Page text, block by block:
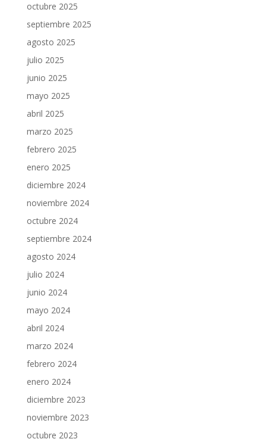
octubre 2025
septiembre 2025
agosto 2025
julio 2025
junio 2025
mayo 2025
abril 2025
marzo 2025
febrero 2025
enero 2025
diciembre 2024
noviembre 2024
octubre 2024
septiembre 2024
agosto 2024
julio 2024
junio 2024
mayo 2024
abril 2024
marzo 2024
febrero 2024
enero 2024
diciembre 2023
noviembre 2023
octubre 2023